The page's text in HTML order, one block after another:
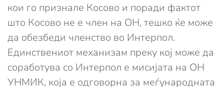
кои го признале Косово и поради фактот
што Косово не е член на ОН, тешко ќе може
да обезбеди членство во Интерпол.
Единствениот механизам преку кој може да
соработува со Интерпол е мисијата на ОН
УНМИК, која е одговорна за меѓународната